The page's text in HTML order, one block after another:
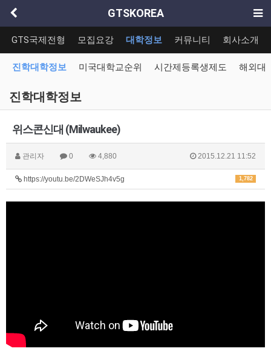
GTSKOREA
GTS국제전형 모집요강 대학정보 커뮤니티 회사소개
진학대학정보 미국대학교순위 시간제등록생제도 해외대
진학대학정보
위스콘신대 (Milwaukee)
관리자 0 4,880 2015.12.21 11:52
1,782
https://youtu.be/2DWeSJh4v5g